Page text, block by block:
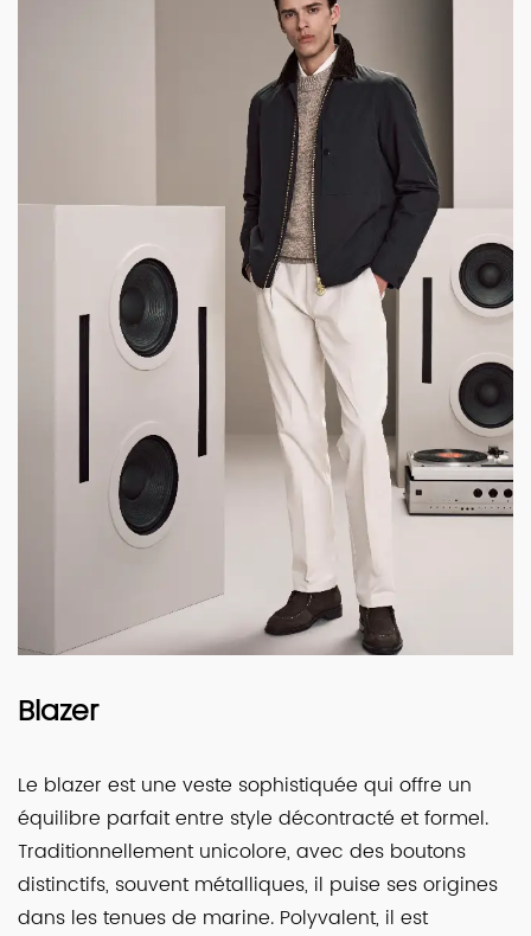
Blazer
Le blazer est une veste sophistiquée qui offre un
équilibre parfait entre style décontracté et formel.
Traditionnellement unicolore, avec des boutons
distinctifs, souvent métalliques, il puise ses origines
dans les tenues de marine. Polyvalent, il est